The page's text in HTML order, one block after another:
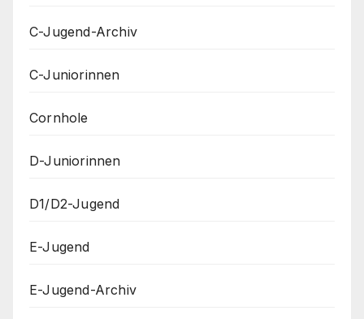
C-Jugend-Archiv
C-Juniorinnen
Cornhole
D-Juniorinnen
D1/D2-Jugend
E-Jugend
E-Jugend-Archiv